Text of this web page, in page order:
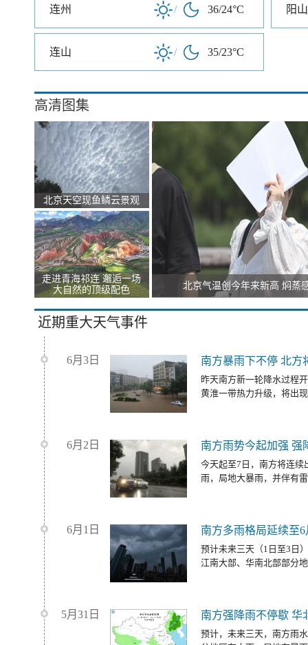
连州 / 36/24°C 阳山
连山 / 35/23°C
高清图集
北京天空现鱼鳞云景观
走进青海祁连 邂逅一场
大自然的顶级配色
北京气温创今年来新高 焖蒸
近期重大天气事件
6月3日 南方暴雨下不停 北方
昨天南方新一轮降水过程
黄淮一带热力升级，将出
6月2日 南方雨势今起加强 强
今天起至7日，南方将连续
雨，局地大暴雨，并伴有
6月1日 南方多雨格局延续至
预计未来三天（1日至3日
江南大部、华南北部部分
5月31日 南方强降雨不停歇 华
预计，未来三天，南方雨